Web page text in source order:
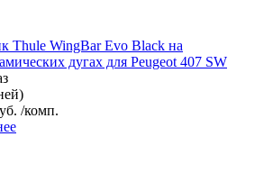
Thule WingBar Evo Black на
дугах для Peugeot 407 SW
/комп.